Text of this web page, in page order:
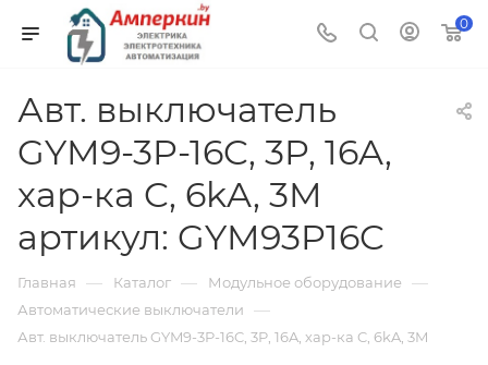
0
Авт. выключатель
GYM9-3P-16C, 3P, 16A,
хар-ка C, 6kA, 3M
артикул: GYM93P16C
Главная — Каталог — Модульное оборудование —
Автоматические выключатели —
Авт. выключатель GYM9-3P-16C, 3P, 16A, хар-ка C, 6kA, 3M